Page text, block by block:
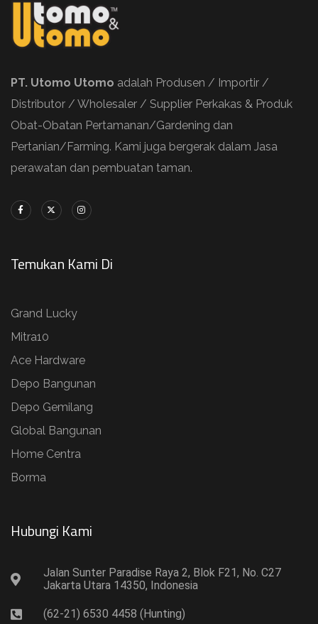
PT. Utomo Utomo adalah Produsen / Importir /
Distributor / Wholesaler / Supplier Perkakas & Produk
Obat-Obatan Pertamanan/Gardening dan
Pertanian/Farming. Kami juga bergerak dalam Jasa
perawatan dan pembuatan taman.
Temukan Kami Di
Grand Lucky
Mitra10
Ace Hardware
Depo Bangunan
Depo Gemilang
Global Bangunan
Home Centra
Borma
Hubungi Kami​
Jalan Sunter Paradise Raya 2, Blok F21, No. C27
Jakarta Utara 14350, Indonesia
(62-21) 6530 4458 (Hunting)